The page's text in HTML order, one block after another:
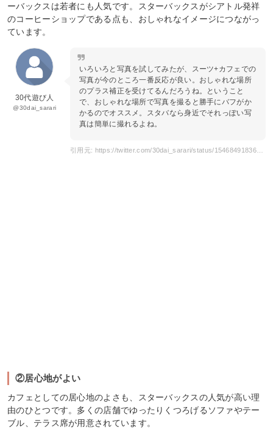
ーバックスは若者にも人気です。スターバックスがシアトル発祥
のコーヒーショップである点も、おしゃれなイメージにつながっ
ています。
30代遊び人
@30dai_sarari
いろいろと写真を試してみたが、スーツ+カフェでの
写真が今のところ一番反応が良い。おしゃれな場所
のプラス補正を受けてるんだろうね。ということ
で、おしゃれな場所で写真を撮ると勝手にバフがか
かるのでオススメ。スタバなら身近でそれっぽい写
真は簡単に撮れるよね。
引用元: https://twitter.com/30dai_sarari/status/1546849183600152576?s=20&t=1A7gjhB7pncD8bnqWjVGyw
②居心地がよい
カフェとしての居心地のよさも、スターバックスの人気が高い理
由のひとつです。多くの店舗でゆったりくつろげるソファやテー
ブル、テラス席が用意されています。